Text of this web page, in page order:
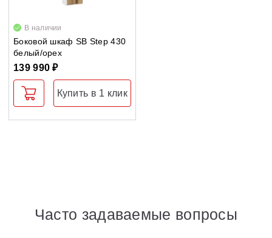
В наличии
Боковой шкаф SB Step 430
белый/орех
139 990 ₽
Купить в 1 клик
Часто задаваемые вопросы